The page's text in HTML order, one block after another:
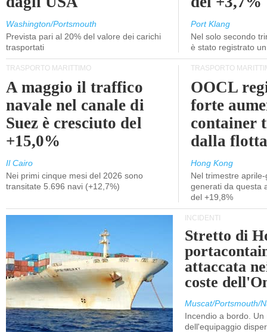
Washington/Portsmouth
Prevista pari al 20% del valore dei carichi
trasportati
Port Klang
Nel solo secondo
è stato registrato
TRASPORTO MARITTIMO
A maggio il traffico
navale nel canale di
Suez è cresciuto del
+15,0%
Il Cairo
Nei primi cinque mesi del 2026 sono
transitate 5.696 navi (+12,7%)
TRASPORTO
OOCL
forte
container
dalla
Hong Kong
Nel trimestre
generati da questa
del +19,8%
INCIDENTI
Stretto di
attaccata
coste
Muscat/Portsmouth/
Incendio a bordo. Un
dell'equipaggio